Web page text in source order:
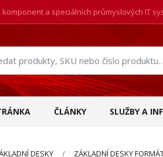
a speciálních průmyslových IT
ČLÁNKY SLUŽBY A
DESKY ZÁKLADNÍ DESKY